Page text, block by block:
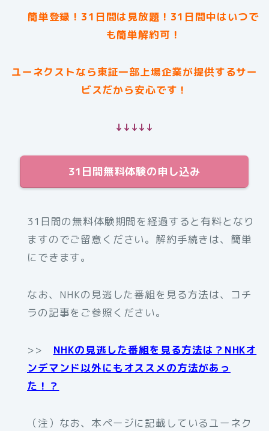
簡単登録！31日間は見放題！31日間中はいつで
も簡単解約可！
ユーネクストなら東証一部上場企業が提供するサー
ビスだから安心です！
↓↓↓↓↓
31日間無料体験の申し込み
31日間の無料体験期間を経過すると有料となり
ますのでご留意ください。解約手続きは、簡単
にできます。
なお、NHKの見逃した番組を見る方法は、コチ
ラの記事をご参照ください。
>> NHKの見逃した番組を見る方法は？NHKオ
ンデマンド以外にもオススメの方法があっ
た！？
（注）なお、本ページに記載しているユーネク